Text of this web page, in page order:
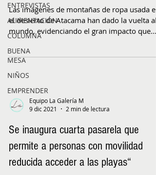
ENTREVISTAS
ALIMENTACIÓN
COLUMNA
BUENA
MESA
NIÑOS
EMPRENDER
Las imágenes de montañas de ropa usada en
el desierto de Atacama han dado la vuelta al
mundo, evidenciando el gran impacto que
Equipo La Galería M
9 dic 2021
2 min de lectura
Se inaugura cuarta pasarela que
permite a personas con movilidad
reducida acceder a las playas“